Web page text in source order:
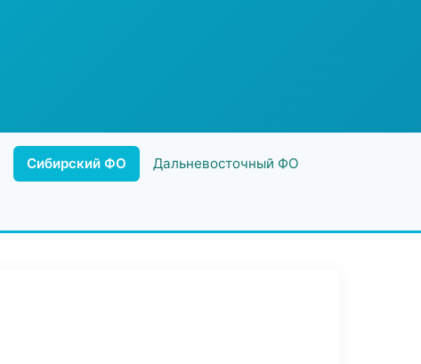
Сибирский ФО Дальневосточный ФО